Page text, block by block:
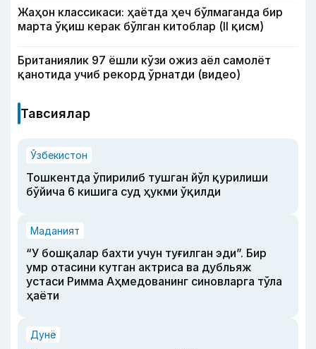
Жаҳон классикаси: ҳаётда ҳеч бўлмаганда бир
марта ўқиш керак бўлган китоблар (II қисм)
Британиялик 97 ёшли кўзи ожиз аёл самолёт
қанотида учиб рекорд ўрнатди (видео)
Тавсиялар
Ўзбекистон
Тошкентда ўпирилиб тушган йўл қурилиши
бўйича 6 кишига суд ҳукми ўқилди
Маданият
“У бошқалар бахти учун туғилган эди”. Бир
умр отасини кутган актриса ва дубльяж
устаси Римма Аҳмедованинг синовларга тўла
ҳаёти
Дунё